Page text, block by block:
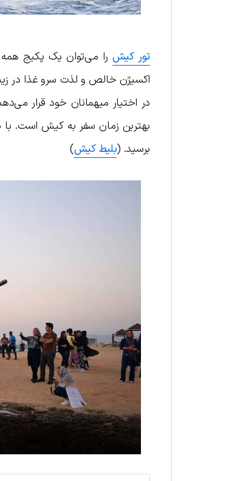
تور کیش را می‌توان یک پکیج
اکسیژن خالص و لذت سرو غذا در
در اختیار میهمانان خود قرار
بهترین زمان سفر به کیش است. با
برسید. (بلیط کیش)